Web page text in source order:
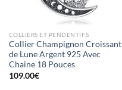
COLLIERS ET PENDENTIFS
Collier Champignon Croissant
de Lune Argent 925 Avec
Chaine 18 Pouces
109.00€